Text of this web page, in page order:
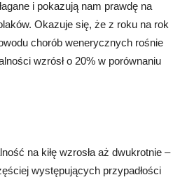
i pokazują nam prawdę na
Okazuje się, że z roku na rok
chorób wenerycznych rośnie
wzrósł o 20% w porównaniu
na kiłę wzrosła aż dwukrotnie –
występujących przypadłości